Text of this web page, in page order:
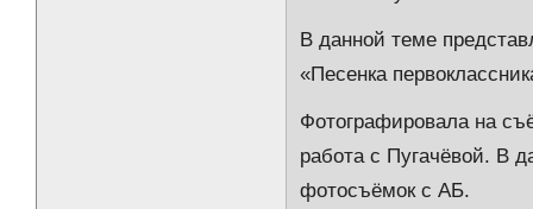
В данной теме
«Песенка
Фотографировала на
работа с Пугачёвой. В
фотосъёмок с АБ.